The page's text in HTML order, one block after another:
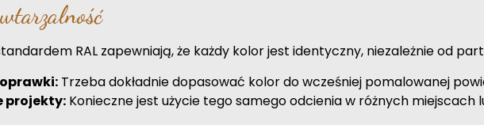
RAL zapewniają, że każdy kolor jest identyczny, niezależnie od
Trzeba dokładnie dopasować kolor do wcześniej pomalowanej
projekty: Konieczne jest użycie tego samego odcienia w różnych miejscach